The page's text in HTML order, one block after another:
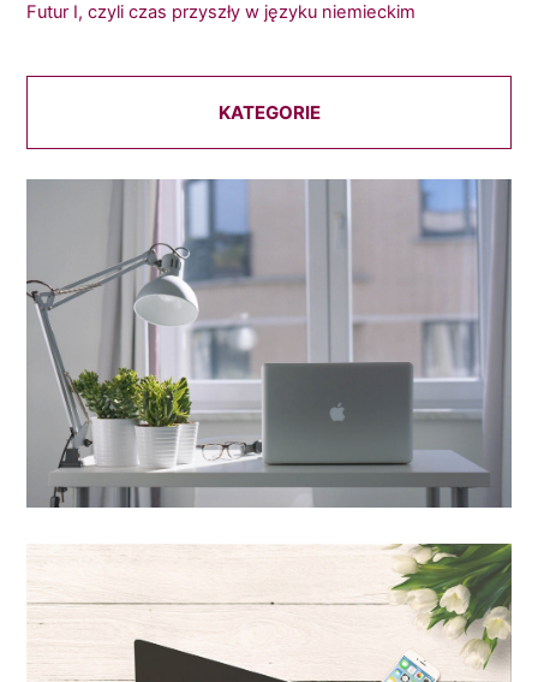
Futur I, czyli czas przyszły w języku niemieckim
KATEGORIE